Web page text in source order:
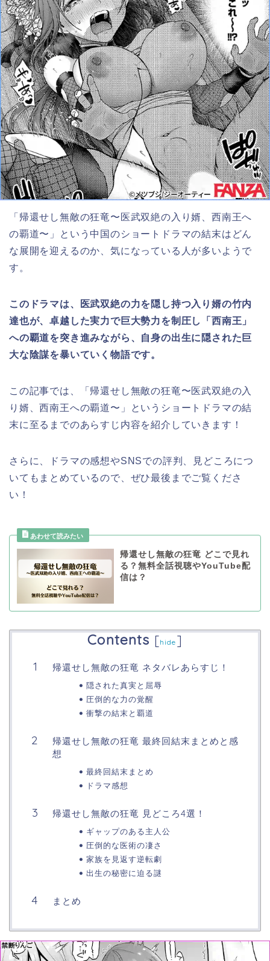
「帰還せし無敵の狂竜〜医武双絶の入り婿、西南王へ
の覇道〜」という中国のショートドラマの結末はどん
な展開を迎えるのか、気になっている人が多いようで
す。
このドラマは、医武双絶の力を隠し持つ入り婿の竹内
達也が、卓越した実力で巨大勢力を制圧し「西南王」
への覇道を突き進みながら、自身の出生に隠された巨
大な陰謀を暴いていく物語です。
この記事では、「帰還せし無敵の狂竜〜医武双絶の入
り婿、西南王への覇道〜」
と いうショートドラマの結
末に至るまでのあらすじ内容を紹介していきます！
さらに、ドラマの感想やSNSでの評判、見どころにつ
いてもまとめているので、ぜひ最後までご覧くださ
い！
帰還せし無敵の狂竜 どこで見れ
る？無料全話視聴やYouTube配
信は？
Contents [hide ]
帰還せし無敵の狂竜 ネタバレあらすじ！
隠された真実と屈辱
圧倒的な力の覚醒
衝撃の結末と覇道
帰還せし無敵の狂竜 最終回結末まとめと感
想
最終回結末まとめ
ドラマ感想
帰還せし無敵の狂竜 見どころ4選！
ギャップのある主人公
圧倒的な医術の凄さ
家族を見返す逆転劇
出生の秘密に迫る謎
まとめ